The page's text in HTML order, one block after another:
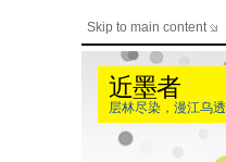
Skip to main content
近墨者
层林尽染，漫江乌透